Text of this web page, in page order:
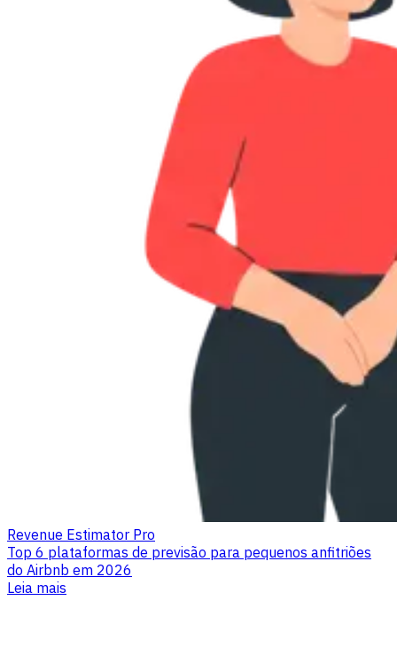
Revenue Estimator Pro
Top 6 plataformas de previsão para pequenos anfitriões
do Airbnb em 2026
Leia mais